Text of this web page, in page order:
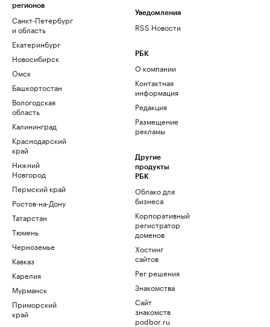
регионов
Санкт-Петербург
и область
Екатеринбург
Новосибирск
Омск
Башкортостан
Вологодская
область
Калининград
Краснодарский
край
Нижний
Новгород
Пермский край
Ростов-на-Дону
Татарстан
Тюмень
Черноземье
Кавказ
Карелия
Мурманск
Приморский
край
Уведомления
RSS Новости
РБК
О компании
Контактная
информация
Редакция
Размещение
рекламы
Другие
продукты
РБК
Облако для
бизнеса
Корпоративный
регистратор
доменов
Хостинг
сайтов
Рег.решения
Знакомства
Сайт
знакомств
podbor.ru